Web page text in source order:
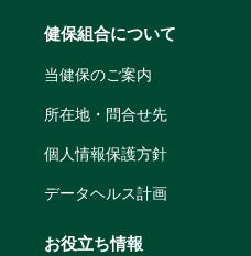
健保組合について
当健保のご案内
所在地・問合せ先
個人情報保護方針
データヘルス計画
お役立ち情報